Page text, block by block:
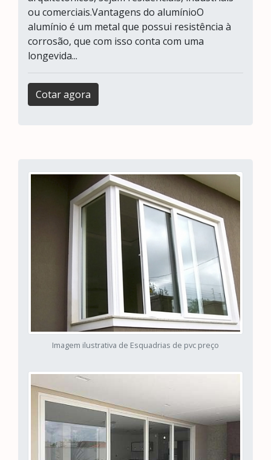
ou comerciais.Vantagens do alumínioO
alumínio é um metal que possui resistência à
corrosão, que com isso conta com uma
longevida...
Cotar agora
Imagem ilustrativa de Esquadrias de pvc preço